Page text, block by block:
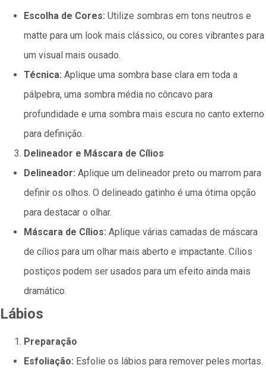
Escolha de Cores: Utilize sombras em tons neutros e
matte para um look mais clássico, ou cores vibrantes para
um visual mais ousado.
Técnica: Aplique uma sombra base clara em toda a
pálpebra, uma sombra média no côncavo para
profundidade e uma sombra mais escura no canto externo
para definição.
Delineador e Máscara de Cílios
Delineador: Aplique um delineador preto ou marrom para
definir os olhos. O delineado gatinho é uma ótima opção
para destacar o olhar.
Máscara de Cílios: Aplique várias camadas de máscara
de cílios para um olhar mais aberto e impactante. Cílios
postiços podem ser usados para um efeito ainda mais
dramático.
Lábios
Preparação
Esfoliação: Esfolie os lábios para remover peles mortas.